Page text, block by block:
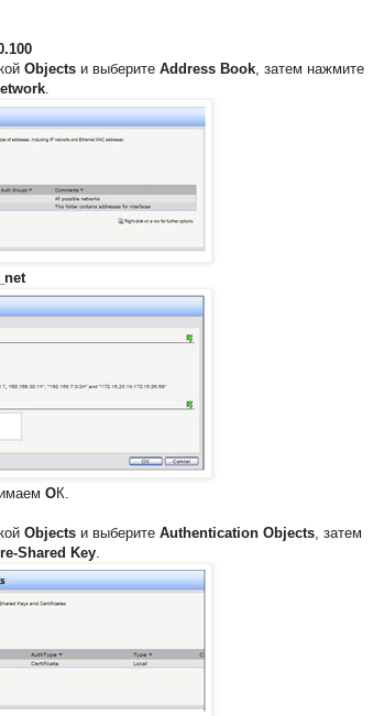
Objects и выберите Address Book , затем нажмите
ОК.
Objects и выберите Authentication Objects , затем
Shared Key